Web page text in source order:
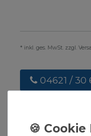
* inkl. ges. MwSt. zzgl.
04621 / 30